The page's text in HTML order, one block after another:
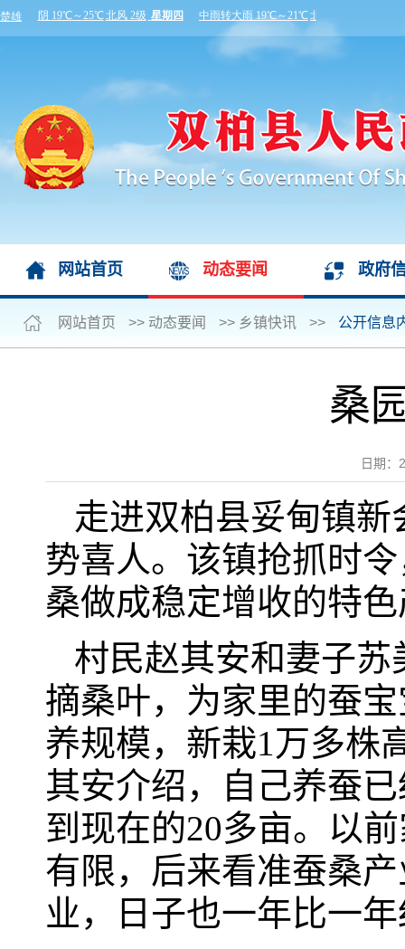
网站首页 动态要闻 政府
网站首页 >> 动态要闻 >> 乡镇快讯 >> 公开信息
桑
日期
走进双柏县妥甸镇
势喜人。该镇抢抓时
桑做成稳定增收的特
村民赵其安和妻子
摘桑叶，为家里的蚕
养规模，新栽1万多株
其安介绍，自己养蚕
到现在的20多亩。以
有限，后来看准蚕桑
业，日子也一年比一